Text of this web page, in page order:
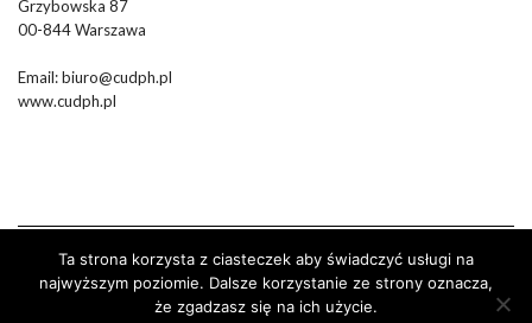
Grzybowska 87
00-844 Warszawa
Email:biuro@cudph.pl
www.cudph.pl
Wykonanie :Strony Internetowe Białystok Dr Pixel
Ta strona korzysta z ciasteczek aby świadczyć usługi na
najwyższym poziomie. Dalsze korzystanie ze strony oznacza,
że zgadzasz się na ich użycie.